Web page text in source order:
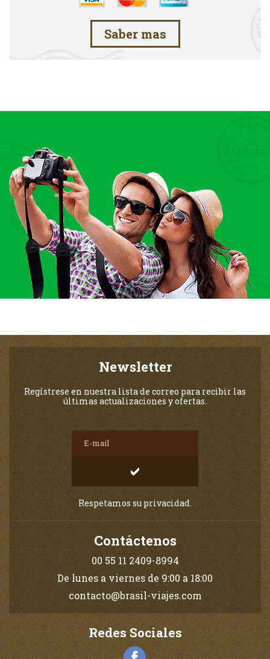
Saber mas
Newsletter
Regístrese en nuestra lista de correo para recibir las
últimas actualizaciones y ofertas.
Respetamos su privacidad.
Contáctenos
00 55 11 2409-8994
De lunes a viernes de 9:00 a 18:00
contacto@brasil-viajes.com
Redes Sociales